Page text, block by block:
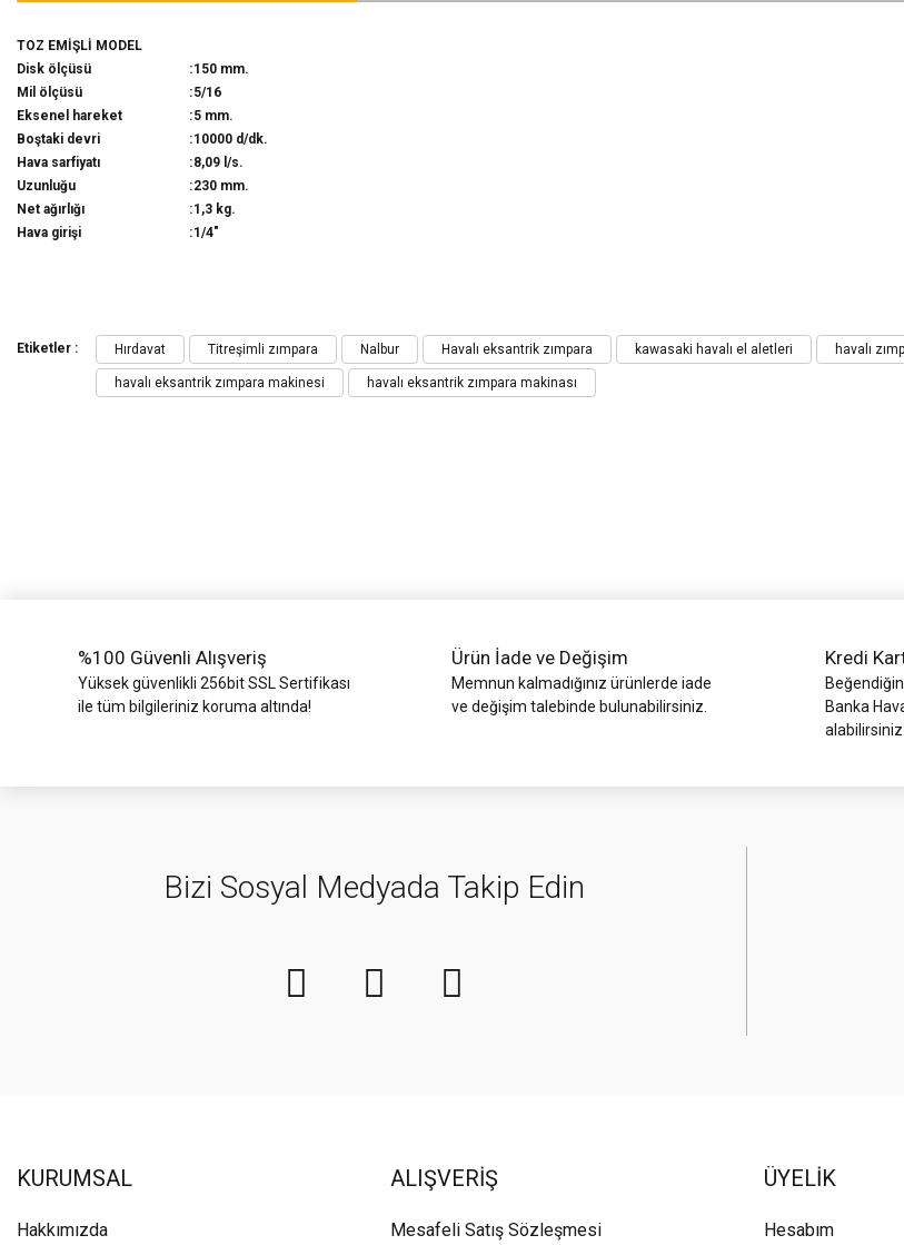
TOZ EMİŞLİ MODEL
Disk ölçüsü
:150 mm.
Mil ölçüsü
:5/16
Eksenel hareket
:5 mm.
Boştaki devri
:10000 d/dk.
Hava sarfiyatı
:8,09 l/s.
Uzunluğu
:230 mm.
Net ağırlığı
:1,3 kg.
Hava girişi
:1/4"
Bu ürüne ilk yorumu siz yapın!
Görüş ve önerileriniz için teşekkür ederiz.
Ürün resmi kalitesiz, bozuk veya görüntülenemiyor.
Etiketler : Hırdavat Titreşimli zımpara Nalbur Havalı eksantrik zımpara kawasaki havalı el aletleri havalı
havalı eksantrik zımpara makinesi havalı eksantrik zımpara makinası
%100 Güvenli Alışveriş
Yüksek güvenlikli 256bit SSL Sertifikası
ile tüm bilgileriniz koruma altında!
Ürün İade ve Değişim
Memnun kalmadığınız ürünlerde iade
ve değişim talebinde bulunabilirsiniz.
Kredi
Banka
alabilirsiniz.
Bizi Sosyal Medyada Takip Edin
KURUMSAL
Hakkımızda
ALIŞVERİŞ
Mesafeli Satış Sözleşmesi
ÜYELİK
Hesabım